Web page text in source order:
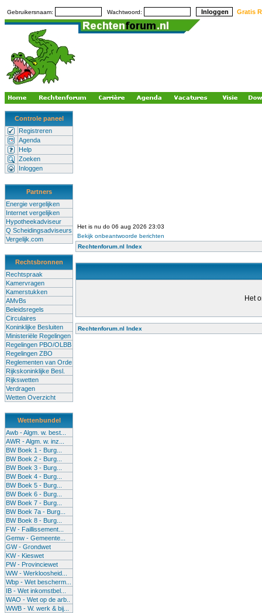
Gebruikersnaam: Wachtwoord: Gratis
Controle paneel
Registreren
Agenda
Help
Zoeken
Inloggen
Partners
Energie vergelijken
Internet vergelijken
Hypotheekadviseur
Q Scheidingsadviseurs
Vergelijk.com
Rechtsbronnen
Rechtspraak
Kamervragen
Kamerstukken
AMvBs
Beleidsregels
Circulaires
Koninklijke Besluiten
Ministeriële Regelingen
Regelingen PBO/OLBB
Regelingen ZBO
Reglementen van Orde
Rijkskoninklijke Besl.
Rijkswetten
Verdragen
Wetten Overzicht
Wettenbundel
Awb - Algm. w. best...
AWR - Algm. w. inz...
BW Boek 1 - Burg...
BW Boek 2 - Burg...
BW Boek 3 - Burg...
BW Boek 4 - Burg...
BW Boek 5 - Burg...
BW Boek 6 - Burg...
BW Boek 7 - Burg...
BW Boek 7a - Burg...
BW Boek 8 - Burg...
FW - Faillissement...
Gemw - Gemeente...
GW - Grondwet
KW - Kieswet
PW - Provinciewet
WW - Werkloosheid...
Wbp - Wet bescherm...
IB - Wet inkomstbel...
WAO - Wet op de arb..
WWB - W. werk & bij...
Het is nu do 06 aug 2026 23:03
Bekijk onbeantwoorde berichten
Rechtenforum.nl Index
Het
Rechtenforum.nl Index